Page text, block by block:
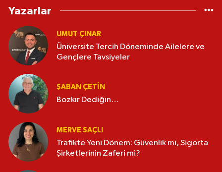
Yazarlar
UMUT ÇINAR
Üniversite Tercih Döneminde Ailelere ve
Gençlere Tavsiyeler
ŞABAN ÇETIN
Bozkır Dediğin…
MERVE SAÇLI
Trafikte Yeni Dönem: Güvenlik mi, Sigorta
Şirketlerinin Zaferi mi?